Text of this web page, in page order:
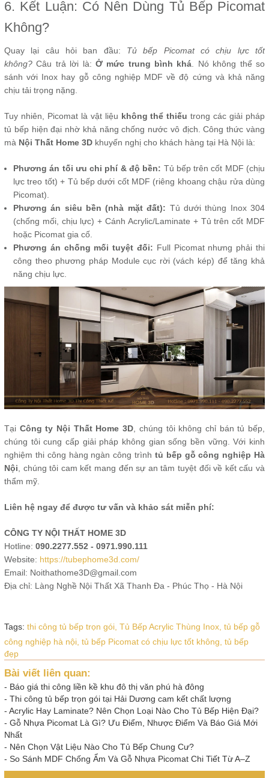
6. Kết Luận: Có Nên Dùng Tủ Bếp Picomat
Không?
Quay lại câu hỏi ban đầu: Tủ bếp Picomat có chịu lực tốt
không? Câu trả lời là: Ở mức trung bình khá . Nó không thể so
sánh với Inox hay gỗ công nghiệp MDF về độ cứng và khả năng
chịu tải trọng nặng.
Tuy nhiên, Picomat là vật liệu không thể thiếu trong các giải pháp
tủ bếp hiện đại nhờ khả năng chống nước vô địch. Công thức vàng
mà Nội Thất Home 3D khuyến nghị cho khách hàng tại Hà Nội là:
Phương án tối ưu chi phí & độ bền: Tủ bếp trên cốt MDF (chịu
lực treo tốt) + Tủ bếp dưới cốt MDF (riêng khoang chậu rửa dùng
Picomat).
Phương án siêu bền (nhà mặt đất): Tủ dưới thùng Inox 304
(chống mối, chịu lực) + Cánh Acrylic/Laminate + Tủ trên cốt MDF
hoặc Picomat gia cố.
Phương án chống mối tuyệt đối: Full Picomat nhưng phải thi
công theo phương pháp Module cục rời (vách kép) để tăng khả
năng chịu lực.
Tại Công ty Nội Thất Home 3D , chúng tôi không chỉ bán tủ bếp,
chúng tôi cung cấp giải pháp không gian sống bền vững. Với kinh
nghiệm thi công hàng ngàn công trình tủ bếp gỗ công nghiệp Hà
Nội , chúng tôi cam kết mang đến sự an tâm tuyệt đối về kết cấu và
thẩm mỹ.
Liên hệ ngay để được tư vấn và khảo sát miễn phí:
CÔNG TY NỘI THẤT HOME 3D
Hotline: 090.2277.552 - 0971.990.111
Website: https://tubephome3d.com/
Email: Noithathome3D@gmail.com
Địa chỉ: Làng Nghề Nội Thất Xã Thanh Đa - Phúc Thọ - Hà Nội
Tags: thi công tủ bếp trọn gói, Tủ Bếp Acrylic Thùng Inox, tủ bếp gỗ
công nghiệp hà nội, tủ bếp Picomat có chịu lực tốt không, tủ bếp
đẹp
Bài viết liên quan:
- Báo giá thi công liền kề khu đô thị văn phú hà đông
- Thi công tủ bếp trọn gói tại Hải Dương cam kết chất lượng
- Acrylic Hay Laminate? Nên Chọn Loại Nào Cho Tủ Bếp Hiện Đại?
- Gỗ Nhựa Picomat Là Gì? Ưu Điểm, Nhược Điểm Và Báo Giá Mới
Nhất
- Nên Chọn Vật Liệu Nào Cho Tủ Bếp Chung Cư?
- So Sánh MDF Chống Ẩm Và Gỗ Nhựa Picomat Chi Tiết Từ A–Z